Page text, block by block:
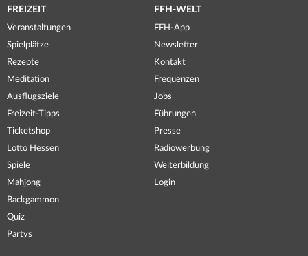
FREIZEIT
Veranstaltungen
Spielplätze
Rezepte
Meditation
Ausflugsziele
Freizeit-Tipps
Ticketshop
Lotto Hessen
Spiele
Mahjong
Backgammon
Quiz
Partys
FFH-WELT
FFH-App
Newsletter
Kontakt
Frequenzen
Jobs
Führungen
Presse
Radiowerbung
Weiterbildung
Login